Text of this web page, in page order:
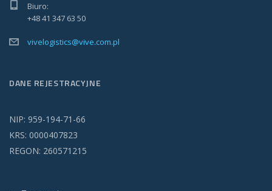
Biuro:
+48 41 347 63 50
vivelogistics@vive.com.pl
DANE REJESTRACYJNE
NIP: 959-194-71-66
KRS: 0000407823
REGON: 260571215